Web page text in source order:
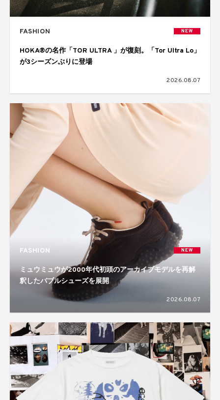
FASHION NEW
HOKA®の名作「TOR ULTRA 」が復刻。「Tor Ultra Lo」
が3シーズンぶりに登場
2026.08.07
FASHION NEW
ミュウミュウが2000年代初頭のアーカイブモデルを再解
釈したバブルシューズを展開
2026.08.07